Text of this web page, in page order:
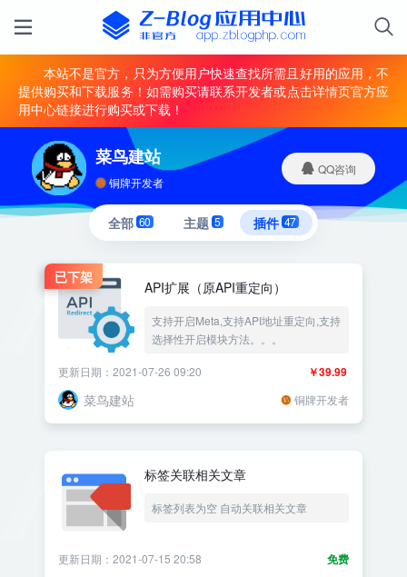
本站不是官方，只为方便用户快速查找所需且好用的应用，不
提供购买和下载服务！如需购买请联系开发者或点击详情页官方应
用中心链接进行购买或下载！
菜鸟建站
铜牌开发者
QQ咨询
全部 60 主题 5 插件 47
已下架
API扩展（原API重定向）
支持开启Meta,支持API地址重定向,支持
选择性开启模块方法。。。
￥39.99
更新日期：2021-07-26 09:20
菜鸟建站 铜牌开发者
标签关联相关文章
标签列表为空 自动关联相关文章
免费
更新日期：2021-07-15 20:58